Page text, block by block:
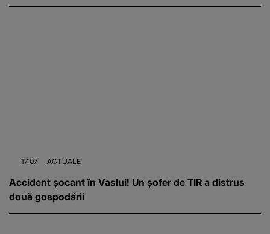
17:07 ACTUALE
Accident șocant în Vaslui! Un șofer de TIR a distrus
două gospodării